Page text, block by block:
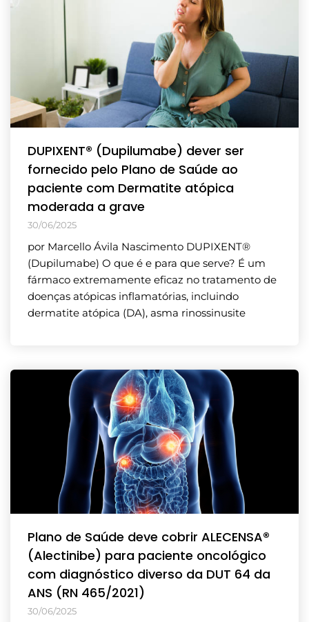
DUPIXENT® (Dupilumabe) dever ser
fornecido pelo Plano de Saúde ao
paciente com Dermatite atópica
moderada a grave
30/06/2025
por Marcello Ávila Nascimento DUPIXENT®
(Dupilumabe) O que é e para que serve? É um
fármaco extremamente eficaz no tratamento de
doenças atópicas inflamatórias, incluindo
dermatite atópica (DA), asma rinossinusite
Plano de Saúde deve cobrir ALECENSA®
(Alectinibe) para paciente oncológico
com diagnóstico diverso da DUT 64 da
ANS (RN 465/2021)
30/06/2025